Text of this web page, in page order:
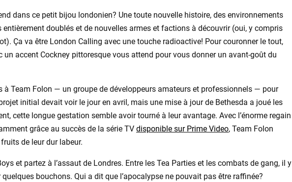
dans ce petit bijou londonien? Une toute nouvelle histoire, des environnements
entièrement doublés et de nouvelles armes et factions à découvrir (oui, y compris
Ça va être London Calling avec une touche radioactive! Pour couronner le tout,
un accent Cockney pittoresque vous attend pour vous donner un avant-goût du
à Team Folon — un groupe de développeurs amateurs et professionnels — pour
initial devait voir le jour en avril, mais une mise à jour de Bethesda a joué les
cette longue gestation semble avoir tourné à leur avantage. Avec l’énorme regain
grâce au succès de la série TV disponible sur Prime Video, Team Folon
de leur dur labeur.
et partez à l’assaut de Londres. Entre les Tea Parties et les combats de gang, il y
bouchons. Qui a dit que l’apocalypse ne pouvait pas être raffinée?